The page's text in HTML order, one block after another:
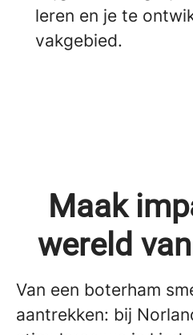
leren en je te
vakgebied.
Maak
wereld
Van een boterham
aantrekken: bij